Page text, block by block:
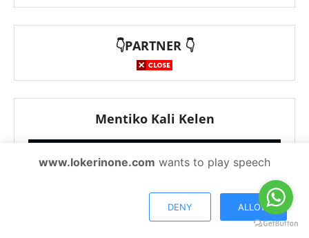
👇PARTNER 👇
Mentiko Kali Kelen
www.lokerinone.com wants to play speech
DENY ALLOW